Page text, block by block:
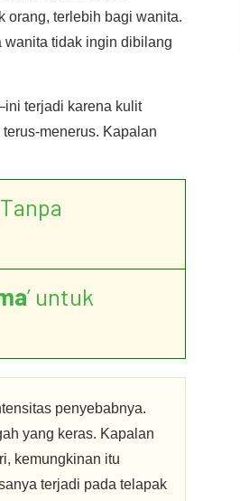
orang, terlebih bagi wanita.
wanita tidak ingin dibilang
terjadi karena kulit
menerus. Kapalan
’ untuk
penyebabnya.
yang keras. Kapalan
kemungkinan itu
terjadi pada telapak